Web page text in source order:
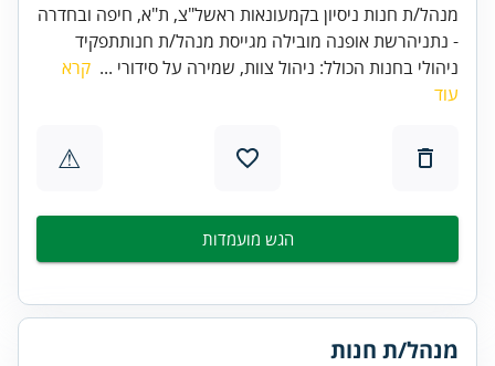
מנהל/ת חנות ניסיון בקמעונאות ראשל"צ, ת"א, חיפה ובחדרה
- נתניהרשת אופנה מובילה מגייסת מנהל/ת חנותתפקיד
ניהולי בחנות הכולל: ניהול צוות, שמירה על סידורי ... קרא
עוד
⚠
הגש מועמדות
מנהל/ת חנות